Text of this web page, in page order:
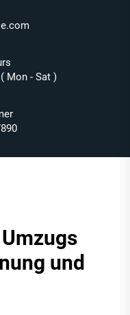
Mon - Sat )
und